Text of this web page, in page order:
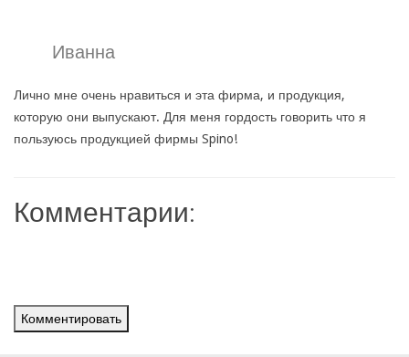
Иванна
Лично мне очень нравиться и эта фирма, и продукция,
которую они выпускают. Для меня гордость говорить что я
пользуюсь продукцией фирмы Spino!
Комментарии:
Комментировать